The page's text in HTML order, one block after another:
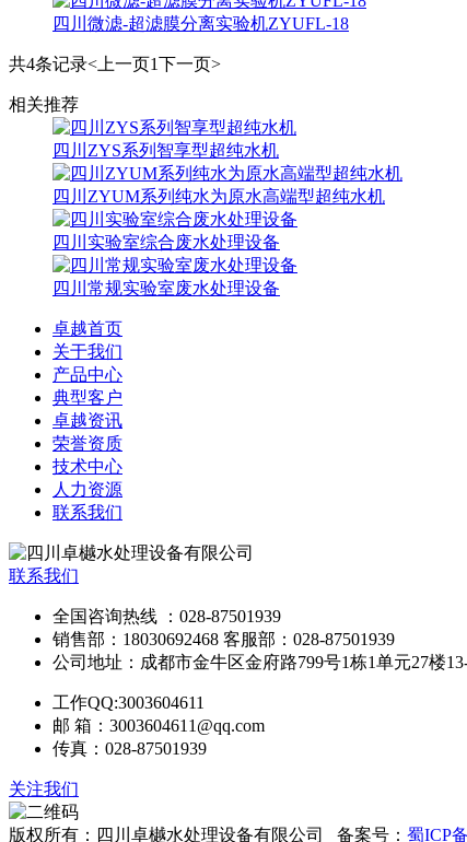
四川微滤-超滤膜分离实验机ZYUFL-18
共4条记录<上一页1下一页>
相关推荐
四川ZYS系列智享型超纯水机
四川ZYUM系列纯水为原水高端型超纯水机
四川实验室综合废水处理设备
四川常规实验室废水处理设备
卓越首页
关于我们
产品中心
典型客户
卓越资讯
荣誉资质
技术中心
人力资源
联系我们
联系我们
全国咨询热线 ：028-87501939
销售部：18030692468 客服部：028-87501939
公司地址：成都市金牛区金府路799号1栋1单元27楼
工作QQ:3003604611
邮 箱：3003604611@qq.com
传真：028-87501939
关注我们
版权所有：四川卓樾水处理设备有限公司 备案号： 蜀ICP